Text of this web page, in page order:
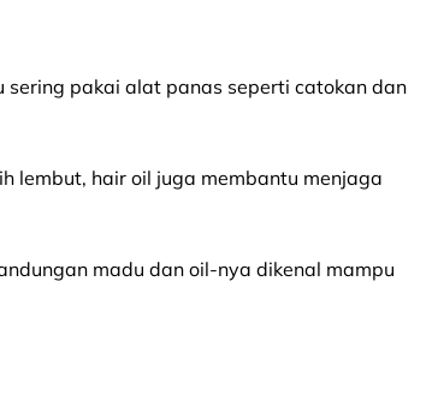
sering pakai alat panas seperti catokan dan
lembut, hair oil juga membantu menjaga
madu dan oil-nya dikenal mampu